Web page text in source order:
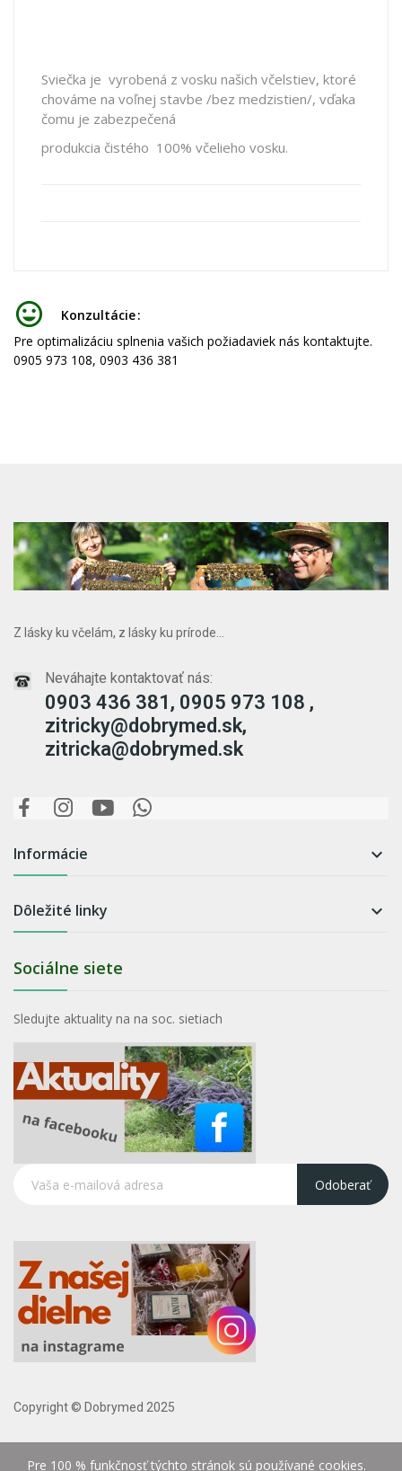
Sviečka je vyrobená z vosku našich včelstiev, ktoré
chováme na voľnej stavbe /bez medzistien/, vďaka
čomu je zabezpečená
produkcia čistého 100% včelieho vosku.
Konzultácie
Pre optimalizáciu splnenia vašich požiadaviek nás kontaktujte.
0905 973 108, 0903 436 381
Z lásky ku včelám, z lásky ku prírode...
Neváhajte kontaktovať nás:
0903 436 381, 0905 973 108 ,
zitricky@dobrymed.sk,
zitricka@dobrymed.sk
Informácie 
Dôležité linky 
Sociálne siete
Sledujte aktuality na na soc. sietiach
Odoberať
Copyright © Dobrymed 2025
Pre 100 % funkčnosť týchto stránok sú používané cookies.